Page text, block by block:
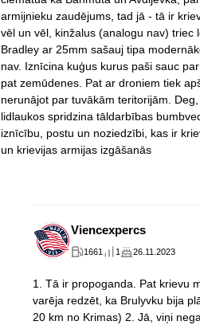
armijnieku zaudējums, tad jā - tā ir
vēl un vēl, kinžalus (analogu nav) triec
Bradley ar 25mm sašauj tipa
nav. Iznīcina kuģus kurus paši sauc
pat zemūdenes. Pat ar droniem tiek
nerunājot par tuvākām teritorijām.
lidlaukos spridzina tāldarbības
iznīcību, postu un noziedzībi, kas ir
un krievijas armijas izgāšanās
Viencexpercs
1661 1 26.11.2023
1. Tā ir propoganda. Pat krievu
varēja redzēt, ka Brulyvku bija
20 km no Krimas) 2. Jā, viņi